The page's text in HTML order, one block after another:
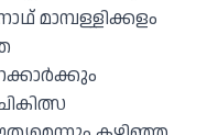
മാമ്പള്ളിക്കളം